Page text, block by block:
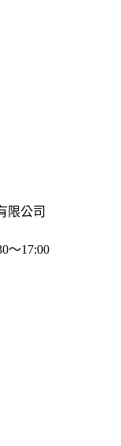
限公司
～17:00